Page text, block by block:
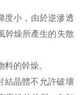
度小，由於逆滲透
幹燥所產生的失散
的幹燥。
結晶體不允許破壞